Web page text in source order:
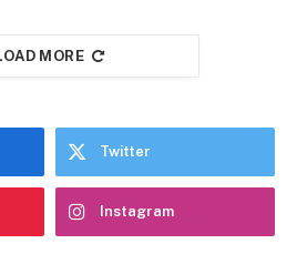
MORE
Twitter
Instagram